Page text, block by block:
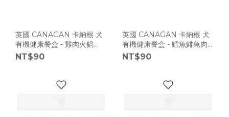
6KG〈現
貨 宅
英國 CANAGAN 卡納根 犬
有機健康餐盒 - 雞肉火鍋
100g [F3400]
NT$90
英國 CANAGAN 卡納根 犬
有機健康餐盒 - 鱈魚鯡魚肉
NT$90